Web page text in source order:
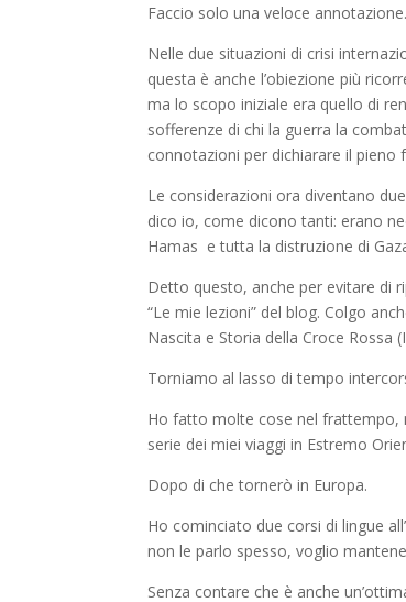
Faccio solo una veloce annotazione.
Nelle due situazioni di crisi
questa è anche l’obiezione più
ma lo scopo iniziale era quello di
sofferenze di chi la guerra la
connotazioni per dichiarare il pieno
Le considerazioni ora diventano
dico io, come dicono tanti: erano
Hamas e tutta la distruzione di
Detto questo, anche per evitare di
“Le mie lezioni” del blog. Colgo
Nascita e Storia della Croce Rossa
Torniamo al lasso di tempo
Ho fatto molte cose nel frattempo,
serie dei miei viaggi in Estremo
Dopo di che tornerò in Europa.
Ho cominciato due corsi di lingue
non le parlo spesso, voglio
Senza contare che è anche